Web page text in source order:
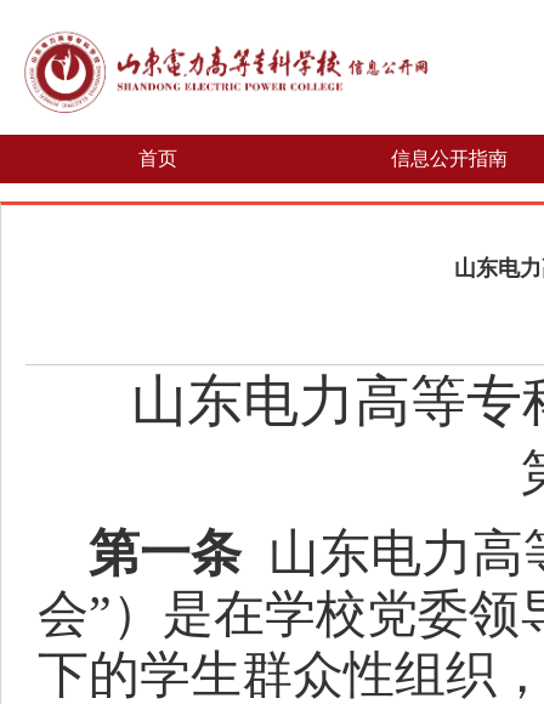
首页 信息公开指南
山东电
山东电力高等
第一条 山东电力高
会”）是在学校党委
下的学生群众性组织